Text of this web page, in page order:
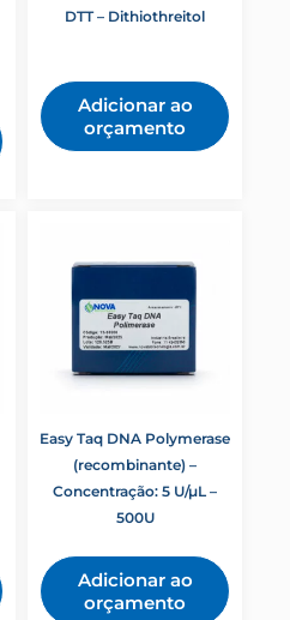
DTT – Dithiothreitol
Adicionar ao
orçamento
Easy Taq DNA Polymerase
(recombinante) –
Concentração: 5 U/µL –
500U
Adicionar ao
orçamento